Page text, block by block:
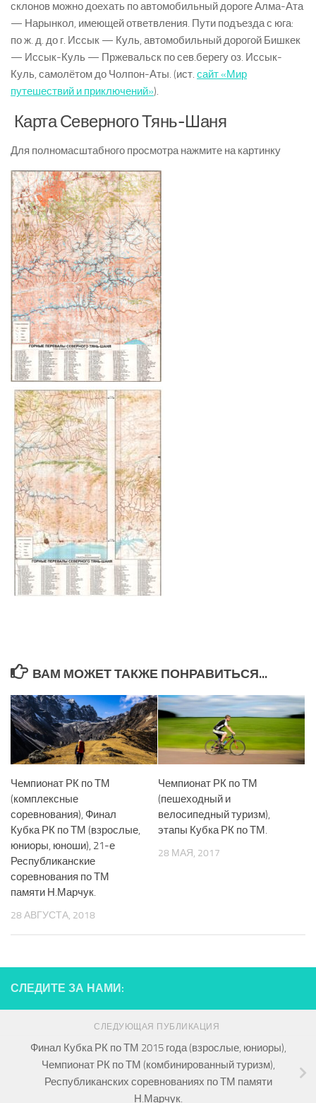
склонов можно доехать по автомобильный дороге Алма-Ата
— Нарынкол, имеющей ответвления. Пути подъезда с юга:
по ж. д. до г. Иссык — Куль, автомобильный дорогой Бишкек
— Иссык-Куль — Пржевальск по сев.берегу оз. Иссык-
Куль, самолётом до Чолпон-Аты. (ист. сайт «Мир
путешествий и приключений»).
Карта Северного Тянь-Шаня
Для полномасштабного просмотра нажмите на картинку
ВАМ МОЖЕТ ТАКЖЕ ПОНРАВИТЬСЯ...
Чемпионат РК по ТМ
(комплексные
соревнования), Финал
Кубка РК по ТМ (взрослые,
юниоры, юноши), 21-е
Республиканские
соревнования по ТМ
памяти Н.Марчук.
28 АВГУСТА, 2018
Чемпионат РК по ТМ
(пешеходный и
велосипедный туризм),
этапы Кубка РК по ТМ.
28 МАЯ, 2017
СЛЕДИТЕ ЗА НАМИ:
СЛЕДУЮЩАЯ ПУБЛИКАЦИЯ
Финал Кубка РК по ТМ 2015 года (взрослые, юниоры),
Чемпионат РК по ТМ (комбинированный туризм),
Республиканских соревнованиях по ТМ памяти
Н.Марчук.